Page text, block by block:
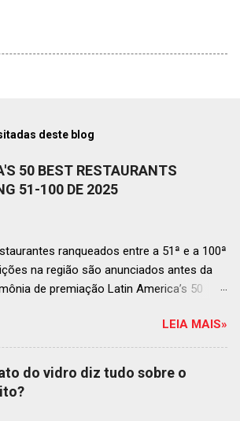
deste blog
50 BEST RESTAURANTS
51-100 DE 2025
ranqueados entre a 51ª e a 100ª
na região são anunciados antes da
de premiação Latin America’s 50
dezembro em Antígua, Guatemala
do Origem, o brasileiro mais
ranqueado na lista estendida O Latin
50 Best Restaurants anunciou hoje a
LEIA MAIS»
do vidro diz tudo sobre o